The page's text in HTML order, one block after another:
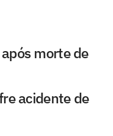
morte de
acidente de